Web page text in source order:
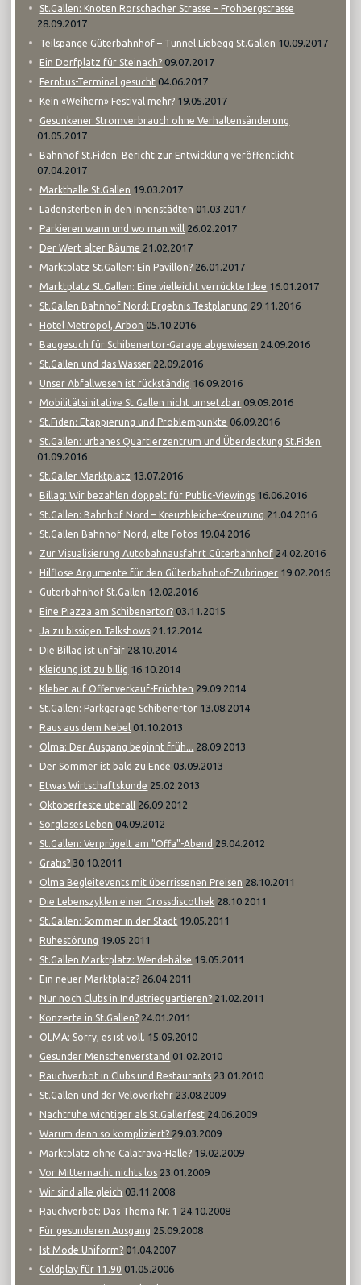
St.Gallen: Knoten Rorschacher Strasse – Frohbergstrasse
28.09.2017
Teilspange Güterbahnhof – Tunnel Liebegg St.Gallen 10.09.2017
Ein Dorfplatz für Steinach? 09.07.2017
Fernbus-Terminal gesucht 04.06.2017
Kein «Weihern» Festival mehr? 19.05.2017
Gesunkener Stromverbrauch ohne Verhaltensänderung
01.05.2017
Bahnhof St.Fiden: Bericht zur Entwicklung veröffentlicht
07.04.2017
Markthalle St.Gallen 19.03.2017
Ladensterben in den Innenstädten 01.03.2017
Parkieren wann und wo man will 26.02.2017
Der Wert alter Bäume 21.02.2017
Marktplatz St.Gallen: Ein Pavillon? 26.01.2017
Marktplatz St.Gallen: Eine vielleicht verrückte Idee 16.01.2017
St.Gallen Bahnhof Nord: Ergebnis Testplanung 29.11.2016
Hotel Metropol, Arbon 05.10.2016
Baugesuch für Schibenertor-Garage abgewiesen 24.09.2016
St.Gallen und das Wasser 22.09.2016
Unser Abfallwesen ist rückständig 16.09.2016
Mobilitätsinitative St.Gallen nicht umsetzbar 09.09.2016
St.Fiden: Etappierung und Problempunkte 06.09.2016
St.Gallen: urbanes Quartierzentrum und Überdeckung St.Fiden
01.09.2016
St.Galler Marktplatz 13.07.2016
Billag: Wir bezahlen doppelt für Public-Viewings 16.06.2016
St.Gallen: Bahnhof Nord – Kreuzbleiche-Kreuzung 21.04.2016
St.Gallen Bahnhof Nord, alte Fotos 19.04.2016
Zur Visualisierung Autobahnausfahrt Güterbahnhof 24.02.2016
Hilflose Argumente für den Güterbahnhof-Zubringer 19.02.2016
Güterbahnhof St.Gallen 12.02.2016
Eine Piazza am Schibenertor? 03.11.2015
Ja zu bissigen Talkshows 21.12.2014
Die Billag ist unfair 28.10.2014
Kleidung ist zu billig 16.10.2014
Kleber auf Offenverkauf-Früchten 29.09.2014
St.Gallen: Parkgarage Schibenertor 13.08.2014
Raus aus dem Nebel 01.10.2013
Olma: Der Ausgang beginnt früh... 28.09.2013
Der Sommer ist bald zu Ende 03.09.2013
Etwas Wirtschaftskunde 25.02.2013
Oktoberfeste überall 26.09.2012
Sorgloses Leben 04.09.2012
St.Gallen: Verprügelt am "Offa"-Abend 29.04.2012
Gratis? 30.10.2011
Olma Begleitevents mit überrissenen Preisen 28.10.2011
Die Lebenszyklen einer Grossdiscothek 28.10.2011
St.Gallen: Sommer in der Stadt 19.05.2011
Ruhestörung 19.05.2011
St.Gallen Marktplatz: Wendehälse 19.05.2011
Ein neuer Marktplatz? 26.04.2011
Nur noch Clubs in Industriequartieren? 21.02.2011
Konzerte in St.Gallen? 24.01.2011
OLMA: Sorry, es ist voll. 15.09.2010
Gesunder Menschenverstand 01.02.2010
Rauchverbot in Clubs und Restaurants 23.01.2010
St.Gallen und der Veloverkehr 23.08.2009
Nachtruhe wichtiger als St.Gallerfest 24.06.2009
Warum denn so kompliziert? 29.03.2009
Marktplatz ohne Calatrava-Halle? 19.02.2009
Vor Mitternacht nichts los 23.01.2009
Wir sind alle gleich 03.11.2008
Rauchverbot: Das Thema Nr. 1 24.10.2008
Für gesunderen Ausgang 25.09.2008
Ist Mode Uniform? 01.04.2007
Coldplay für 11.90 01.05.2006